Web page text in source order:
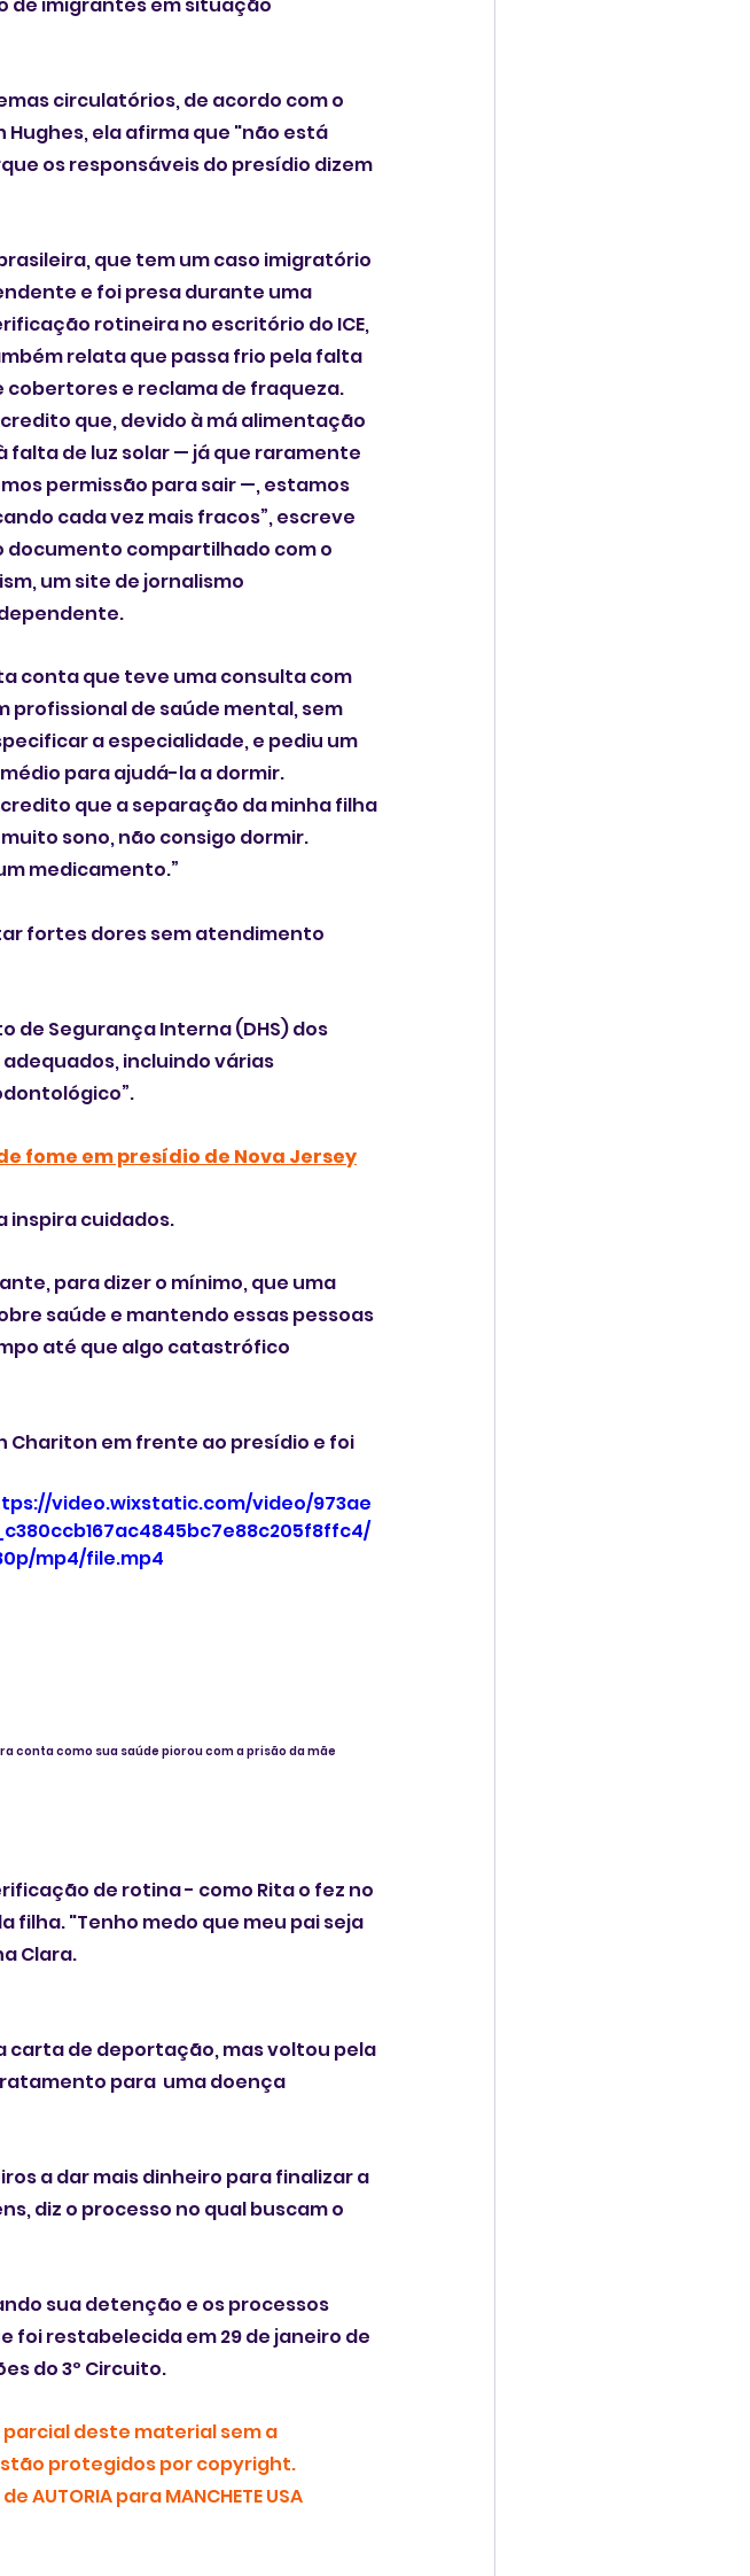
circulatórios, de acordo com o
Hughes, ela afirma que "não está
os responsáveis do presídio dizem
que tem um caso imigratório
e foi presa durante uma
rotineira no escritório do ICE,
relata que passa frio pela falta
cobertores e reclama de fraqueza.
que, devido à má alimentação
falta de luz solar — já que raramente
permissão para sair —, estamos
cada vez mais fracos”, escreve
documento compartilhado com o
um site de jornalismo
conta que teve uma consulta com
profissional de saúde mental, sem
a especialidade, e pediu um
para ajudá-la a dormir.
que a separação da minha filha
sono, não consigo dormir.
medicamento.”
fortes dores sem atendimento
de Segurança Interna (DHS) dos
adequados, incluindo várias
fome em presídio de Nova Jersey
inspira cuidados.
para dizer o mínimo, que uma
saúde e mantendo essas pessoas
até que algo catastrófico
Chariton em frente ao presídio e foi
video.wixstatic.com/video/973ae
mp4/file.mp4
conta como sua saúde piorou com a prisão da mãe
de rotina - como Rita o fez no
filha. "Tenho medo que meu pai seja
Clara.
carta de deportação, mas voltou pela
para  uma doença
a dar mais dinheiro para finalizar a
diz o processo no qual buscam o
sua detenção e os processos
foi restabelecida em 29 de janeiro de
do 3º Circuito.
deste material sem a
protegidos por copyright.
para MANCHETE USA